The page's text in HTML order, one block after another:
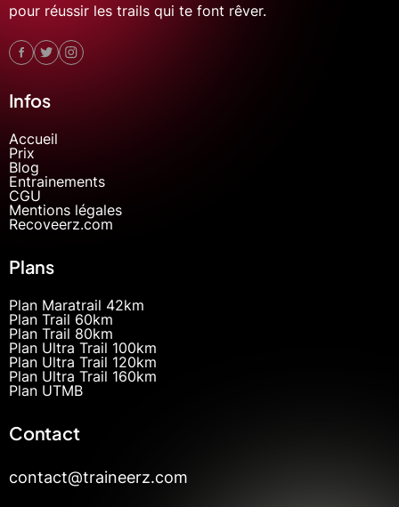
pour réussir les trails qui te font rêver.
Infos
Accueil
Prix
Blog
Entrainements
CGU
Mentions légales
Recoveerz.com
Plans
Plan Maratrail 42km
Plan Trail 60km
Plan Trail 80km
Plan Ultra Trail 100km
Plan Ultra Trail 120km
Plan Ultra Trail 160km
Plan UTMB
Contact
contact@traineerz.com